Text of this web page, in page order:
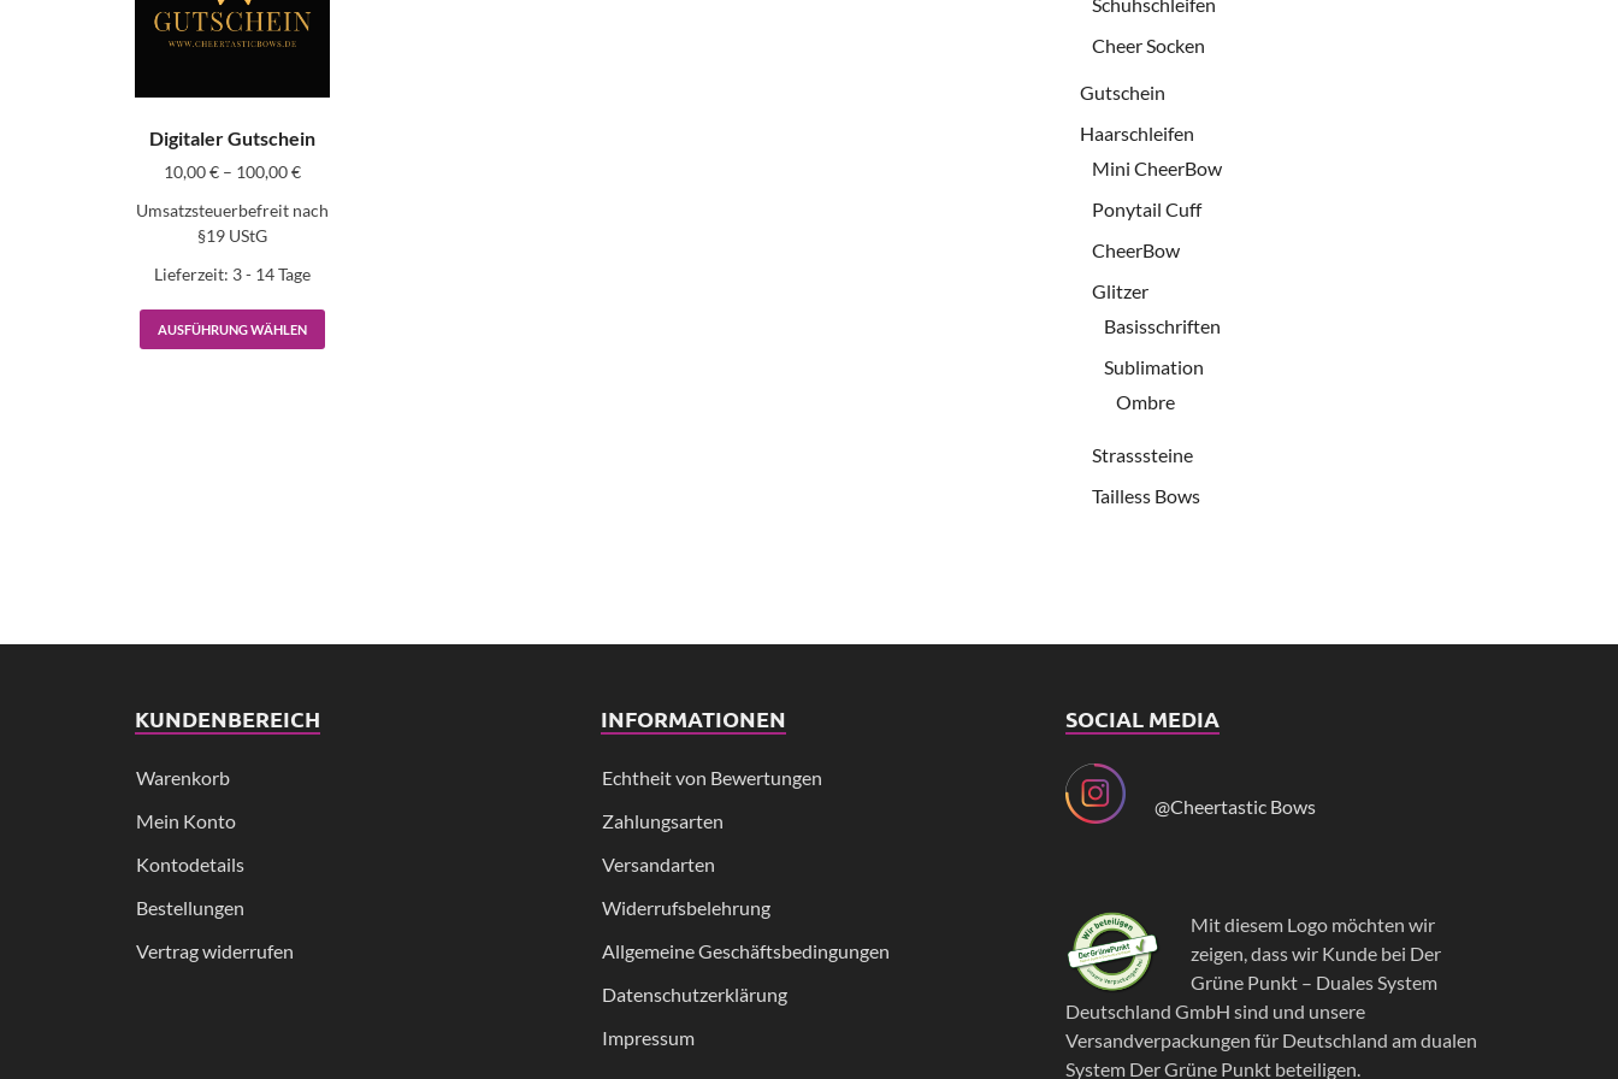
Digitaler Gutschein
10,00€ – 100,00€
Umsatzsteuerbefreit nach
§19 UStG
Lieferzeit: 3 - 14 Tage
AUSFÜHRUNG WÄHLEN
Cheer Socken
Gutschein
Haarschleifen
Mini CheerBow
Ponytail Cuff
CheerBow
Glitzer
Basisschriften
Sublimation
Ombre
Strasssteine
Tailless Bows
KUNDENBEREICH
Warenkorb
Mein Konto
Kontodetails
Bestellungen
Vertrag widerrufen
INFORMATIONEN
Echtheit von Bewertungen
Zahlungsarten
Versandarten
Widerrufsbelehrung
Allgemeine Geschäftsbedingungen
Datenschutzerklärung
Impressum
SOCIAL MEDIA
@Cheertastic Bows
Mit diesem Logo möchten wir
zeigen, dass wir Kunde bei Der
Grüne Punkt – Duales System
Deutschland GmbH sind und unsere
Versandverpackungen für Deutschland am dualen
System Der Grüne Punkt beteiligen.